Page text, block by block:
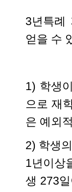
3년특례
얻을 수
1) 학생
으로 재
은 예외
2) 학생
1년이상
생 273